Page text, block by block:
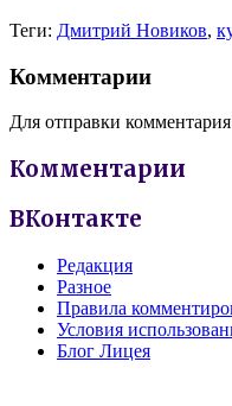
Теги: Дмитрий Новиков,
Комментарии
Для отправки
Комментарии
ВКонтакте
Редакция
Разное
Правила
Условия
Блог Лицея